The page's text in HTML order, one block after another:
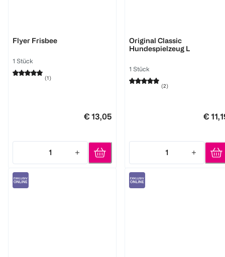
Flyer Frisbee
1 Stück
(1)
€ 13,05
1
Quantity: 1
Original Classic
Hundespielzeug L
1 Stück
(2)
€
1
Quantity: 1